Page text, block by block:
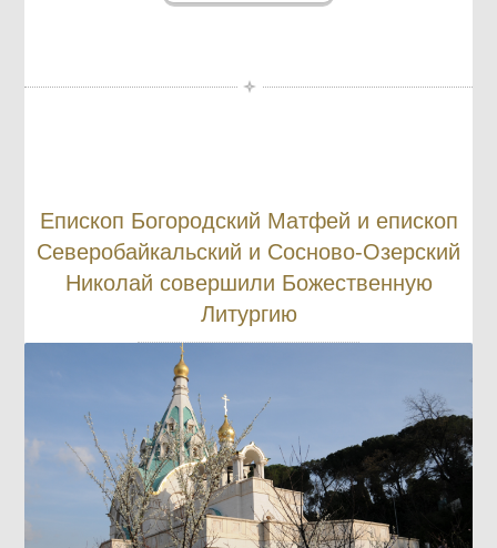
Епископ Богородский Матфей и епископ
Северобайкальский и Сосново-Озерский
Николай совершили Божественную
Литургию